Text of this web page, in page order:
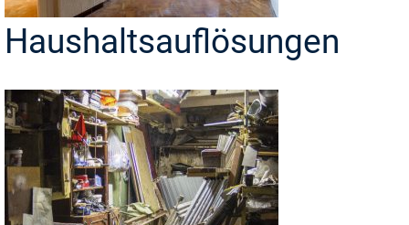
Haushaltsauflösungen